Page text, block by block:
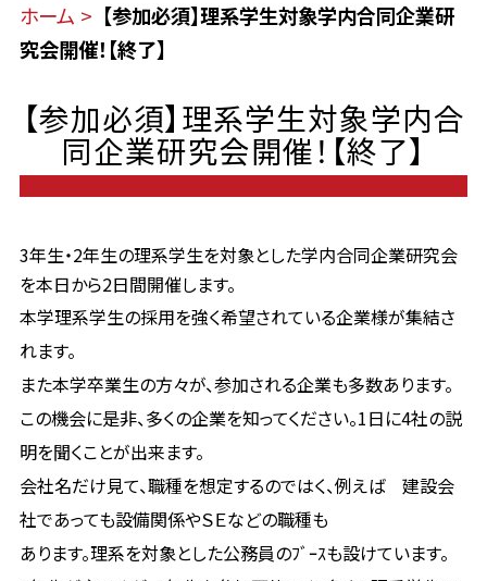
ホーム
【参加必須】理系学生対象学内合同企業研
究会開催！【終了】
【参加必須】理系学生対象学内合
同企業研究会開催！【終了】
3年生・2年生の理系学生を対象とした学内合同企業研究会
を本日から2日間開催します。
本学理系学生の採用を強く希望されている企業様が集結さ
れます。
また本学卒業生の方々が、参加される企業も多数あります。
この機会に是非、多くの企業を知ってください。1日に4社の説
明を聞くことが出来ます。
会社名だけ見て、職種を想定するのではく、例えば 建設会
社であっても設備関係やＳＥなどの職種も
あります。理系を対象とした公務員のﾌﾞｰｽも設けています。